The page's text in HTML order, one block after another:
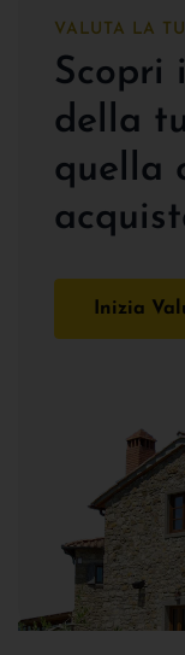
VALUTA LA
Scopri
della
quella
Inizia